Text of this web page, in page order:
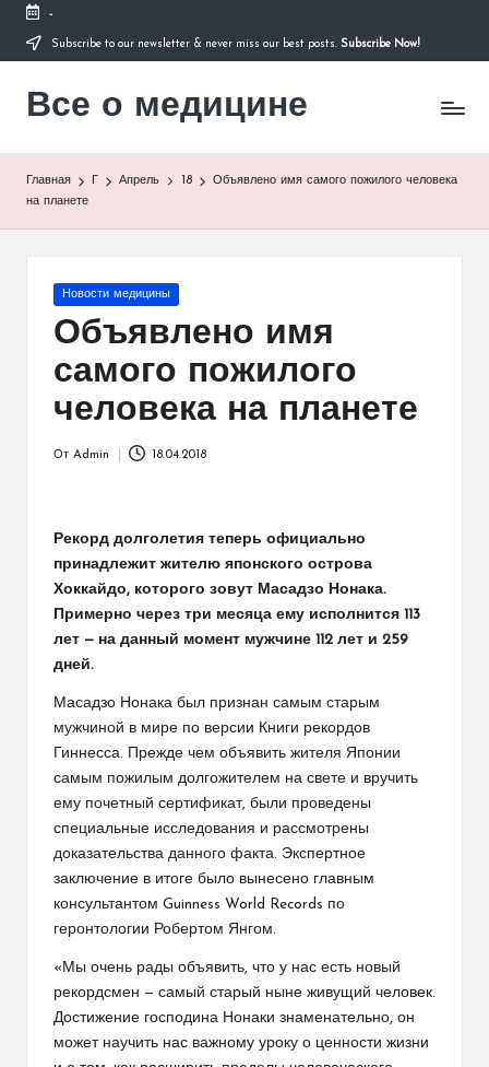
Перейти
содержимому
-
Subscribe to our newsletter & never miss our best posts. Subscribe Now!
Все о медицине
Лечитесь
Главная Г Апрель 18
Объявлено имя самого пожилого человека
на планете
Опубликовано
Новости медицины
Объявлено имя
самого пожилого
человека на планете
От Admin 18.04.2018
Рекорд долголетия теперь официально
принадлежит жителю японского острова
Хоккайдо, которого зовут Масадзо Нонака.
Примерно через три месяца ему исполнится 113
лет — на данный момент мужчине 112 лет и 259
дней.
Масадзо Нонака был признан самым старым
мужчиной в мире по версии Книги рекордов
Гиннесса. Прежде чем объявить жителя Японии
самым пожилым долгожителем на свете и вручить
ему почетный сертификат, были проведены
специальные исследования и рассмотрены
доказательства данного факта. Экспертное
заключение в итоге было вынесено главным
консультантом Guinness World Records по
геронтологии Робертом Янгом.
«Мы очень рады объявить, что у нас есть новый
рекордсмен — самый старый ныне живущий человек.
Достижение господина Нонаки знаменательно, он
может научить нас важному уроку о ценности жизни